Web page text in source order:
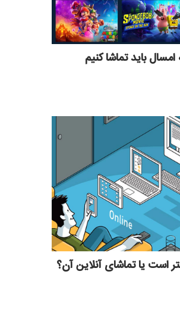
امسال باید تماشا کنیم
است یا تماشای آنلاین آن؟